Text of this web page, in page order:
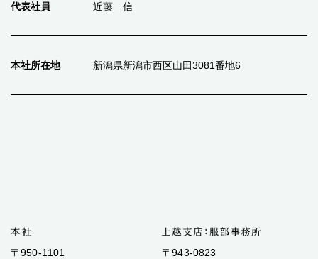
代表社員 近藤 信
本社所在地 新潟県新潟市西区山田3081番地6
〒950-1101
〒943-0823